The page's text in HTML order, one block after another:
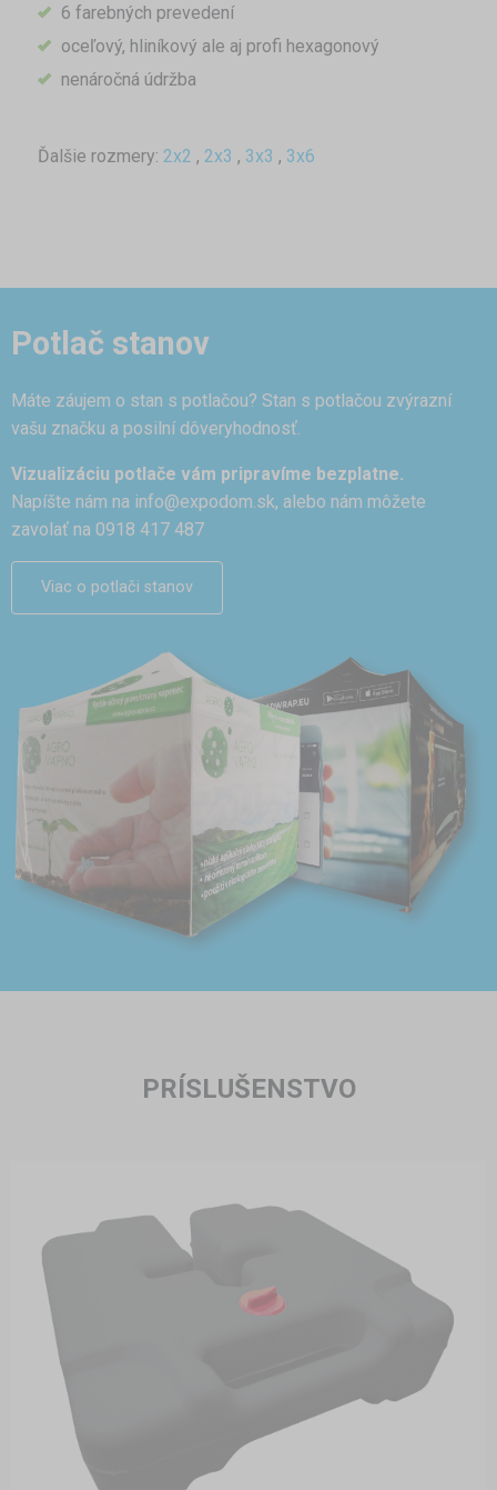
6 farebných prevedení
oceľový, hliníkový ale aj profi hexagonový
nenáročná údržba
Ďalšie rozmery: 2x2 , 2x3 , 3x3 , 3x6
Potlač stanov
Máte záujem o stan s potlačou? Stan s potlačou zvýrazní
vašu značku a posilní dôveryhodnosť.
Vizualizáciu potlače vám pripravíme bezplatne.
Napíšte nám na info@expodom.sk, alebo nám môžete
zavolať na 0918 417 487
Viac o potlači stanov
PRÍSLUŠENSTVO